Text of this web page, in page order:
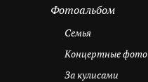
Фотоальбом
Семья
Концертные фото
За кулисами